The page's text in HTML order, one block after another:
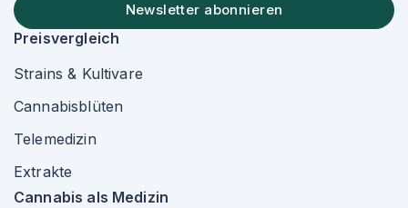
Newsletter abonnieren
Preisvergleich
Strains & Kultivare
Cannabisblüten
Telemedizin
Extrakte
Cannabis als Medizin